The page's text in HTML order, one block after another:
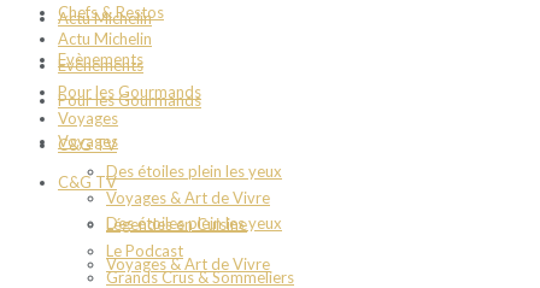
Actu Michelin
Evènements
Pour les Gourmands
Voyages
C&G TV
Des étoiles plein les yeux
Voyages & Art de Vivre
Chefs & Restos
Actu Michelin
Evènements
Pour les Gourmands
Voyages
C&G TV
Des étoiles plein les yeux
Voyages & Art de Vivre
Légendes en Cuisine
Le Podcast
Grands Crus & Sommeliers